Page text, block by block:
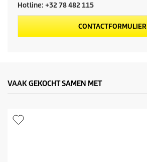
Hotline: +32 78 482 115
CONTACTFORMULIER
VAAK GEKOCHT SAMEN MET